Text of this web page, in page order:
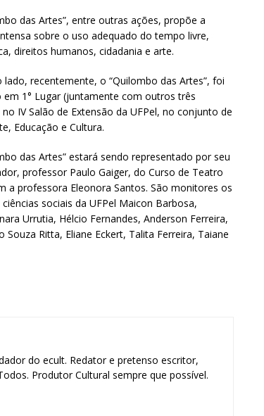
das Artes”, entre outras ações, propõe a
sobre o uso adequado do tempo livre,
direitos humanos, cidadania e arte.
lado, recentemente, o “Quilombo das Artes”, foi
em 1° Lugar (juntamente com outros três
IV Salão de Extensão da UFPel, no conjunto de
Educação e Cultura.
das Artes” estará sendo representado por seu
professor Paulo Gaiger, do Curso de Teatro
professora Eleonora Santos. São monitores os
sociais da UFPel Maicon Barbosa,
Urrutia, Hélcio Fernandes, Anderson Ferreira,
Ritta, Eliane Eckert, Talita Ferreira, Taiane
do ecult. Redator e pretenso escritor,
Produtor Cultural sempre que possível.